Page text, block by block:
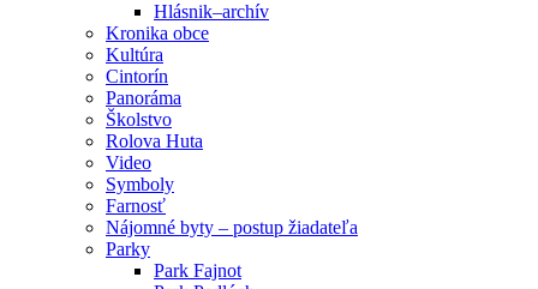
Hlásnik–archív
Kronika obce
Kultúra
Cintorín
Panoráma
Školstvo
Rolova Huta
Video
Symboly
Farnosť
Nájomné byty – postup žiadateľa
Parky
Park Fajnot